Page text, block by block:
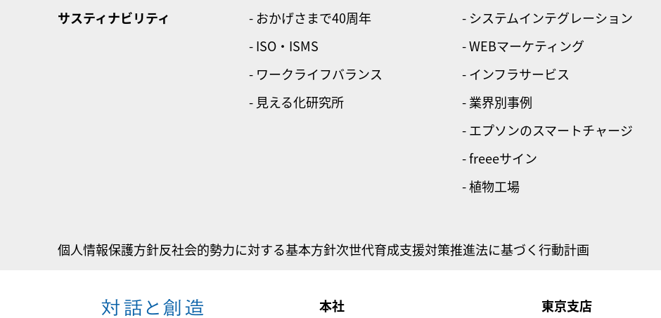
サスティナビリティ
- おかげさまで40周年
- ISO・ISMS
- ワークライフバランス
- 見える化研究所
- システムインテグレーション
- WEBマーケティング
- インフラサービス
- 業界別事例
- エプソンのスマートチャージ
- freeeサイン
- 植物工場
個人情報保護方針反社会的勢力に対する基本方針次世代育成支援対策推進法に基づく行動計画
本社 東京支店